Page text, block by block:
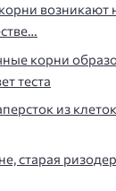
возникают
корни
теста
из
старая